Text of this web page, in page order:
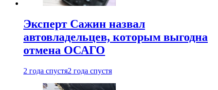
Эксперт Сажин назвал
автовладельцев, которым выгодна
отмена ОСАГО
2 года спустя2 года спустя